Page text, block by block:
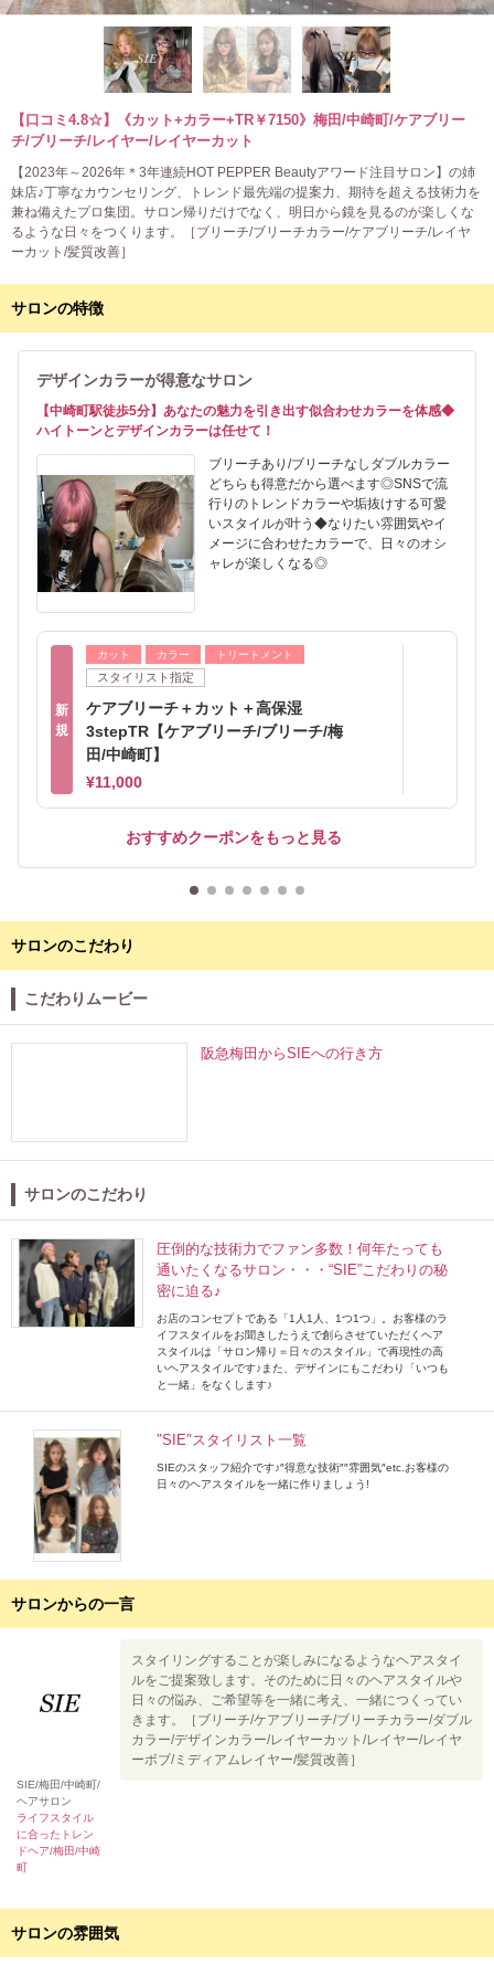
【口コミ4.8☆】《カット+カラー+TR￥7150》梅田/中崎町/ケアブリー
チ/ブリーチ/レイヤー/レイヤーカット
【2023年～2026年＊3年連続HOT PEPPER Beautyアワード注目サロン】の姉
妹店♪丁寧なカウンセリング、トレンド最先端の提案力、期待を超える技術力を
兼ね備えたプロ集団。サロン帰りだけでなく、明日から鏡を見るのが楽しくな
るような日々をつくります。［ブリーチ/ブリーチカラー/ケアブリーチ/レイヤ
ーカット/髪質改善］
サロンの特徴
デザインカラーが得意なサロン
【中崎町駅徒歩5分】あなたの魅力を引き出す似合わせカラーを体感◆
ハイトーンとデザインカラーは任せて！
ブリーチあり/ブリーチなしダブルカラー
どちらも得意だから選べます◎SNSで流
行りのトレンドカラーや垢抜けする可愛
いスタイルが叶う◆なりたい雰囲気やイ
メージに合わせたカラーで、日々のオシ
ャレが楽しくなる◎
新
規
カット カラー トリートメント
スタイリスト指定
ケアブリーチ＋カット＋高保湿
3stepTR【ケアブリーチ/ブリーチ/梅
田/中崎町】
¥11,000
おすすめクーポンをもっと見る
サロンのこだわり
こだわりムービー
阪急梅田からSIEへの行き方
サロンのこだわり
圧倒的な技術力でファン多数！何年たっても
通いたくなるサロン・・・“SIE”こだわりの秘
密に迫る♪
お店のコンセプトである「1人1人、1つ1つ」。お客様のラ
イフスタイルをお聞きしたうえで創らさせていただくヘア
スタイルは「サロン帰り＝日々のスタイル」で再現性の高
いヘアスタイルです♪また、デザインにもこだわり「いつも
と一緒」をなくします♪
″SIE″スタイリスト一覧
SIEのスタッフ紹介です♪″得意な技術″″雰囲気″etc.お客様の
日々のヘアスタイルを一緒に作りましょう!
サロンからの一言
SIE/梅田/中崎町/
ヘアサロン
ライフスタイル
に合ったトレン
ドヘア/梅田/中崎
町
スタイリングすることが楽しみになるようなヘアスタイ
ルをご提案致します。そのために日々のヘアスタイルや
日々の悩み、ご希望等を一緒に考え、一緒につくってい
きます。［ブリーチ/ケアブリーチ/ブリーチカラー/ダブル
カラー/デザインカラー/レイヤーカット/レイヤー/レイヤ
ーボブ/ミディアムレイヤー/髪質改善］
サロンの雰囲気